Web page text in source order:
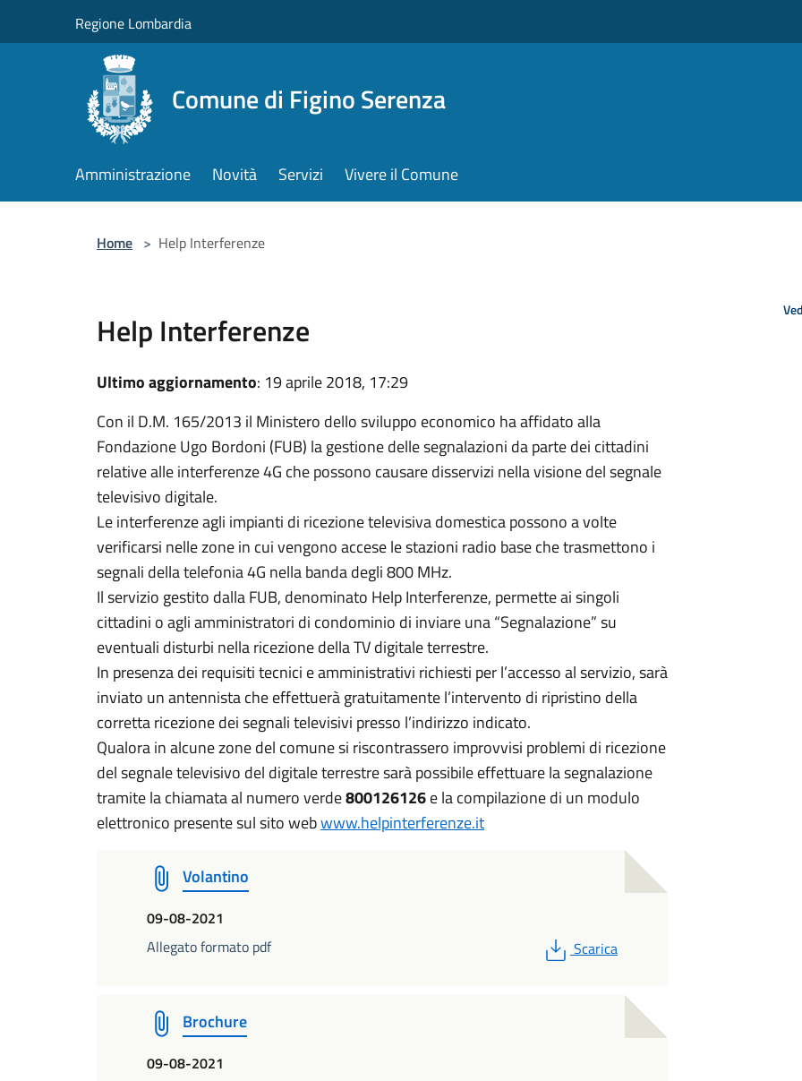
Regione Lombardia
Comune di Figino Serenza
Amministrazione Novità Servizi Vivere il Comune
Home > Help Interferenze
Help Interferenze
Ultimo aggiornamento: 19 aprile 2018, 17:29
Con il D.M. 165/2013 il Ministero dello sviluppo economico ha affidato alla
Fondazione Ugo Bordoni (FUB) la gestione delle segnalazioni da parte dei cittadini
relative alle interferenze 4G che possono causare disservizi nella visione del segnale
televisivo digitale.
Le interferenze agli impianti di ricezione televisiva domestica possono a volte
verificarsi nelle zone in cui vengono accese le stazioni radio base che trasmettono i
segnali della telefonia 4G nella banda degli 800 MHz.
Il servizio gestito dalla FUB, denominato Help Interferenze, permette ai singoli
cittadini o agli amministratori di condominio di inviare una “Segnalazione” su
eventuali disturbi nella ricezione della TV digitale terrestre.
In presenza dei requisiti tecnici e amministrativi richiesti per l’accesso al servizio, sarà
inviato un antennista che effettuerà gratuitamente l’intervento di ripristino della
corretta ricezione dei segnali televisivi presso l’indirizzo indicato.
Qualora in alcune zone del comune si riscontrassero improvvisi problemi di ricezione
del segnale televisivo del digitale terrestre sarà possibile effettuare la segnalazione
tramite la chiamata al numero verde800126126e la compilazione di un modulo
elettronico presente sul sito webwww.helpinterferenze.it
Volantino
09-08-2021
Allegato formato pdf
PDF
Scarica
Brochure
09-08-2021